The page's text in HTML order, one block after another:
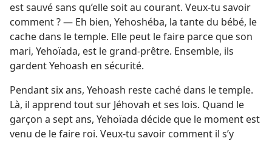
est sauvé sans qu’elle soit au courant. Veux-​tu savoir
comment ? — Eh bien, Yehoshéba, la tante du bébé, le
cache dans le temple. Elle peut le faire parce que son
mari, Yehoïada, est le grand-prêtre. Ensemble, ils
gardent Yehoash en sécurité.
Pendant six ans, Yehoash reste caché dans le temple.
Là, il apprend tout sur Jéhovah et ses lois. Quand le
garçon a sept ans, Yehoïada décide que le moment est
venu de le faire roi. Veux-​tu savoir comment il s’y